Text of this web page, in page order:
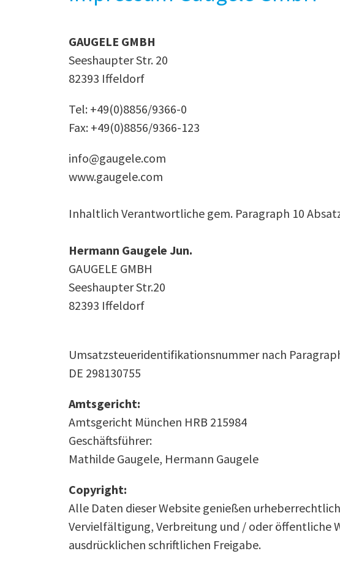
GAUGELE GMBH
Seeshaupter Str. 20
82393 Iffeldorf
Tel: +49(0)8856/9366-0
Fax: +49(0)8856/9366-123
info@gaugele.com
www.gaugele.com
Inhaltlich Verantwortliche gem. Paragraph 10
Hermann Gaugele Jun.
GAUGELE GMBH
Seeshaupter Str.20
82393 Iffeldorf
Umsatzsteueridentifikationsnummer nach
DE 298130755
Amtsgericht:
Amtsgericht München HRB 215984
Geschäftsführer:
Mathilde Gaugele, Hermann Gaugele
Copyright:
Alle Daten dieser Website genießen
Vervielfältigung, Verbreitung und / oder öffentliche
ausdrücklichen schriftlichen Freigabe.